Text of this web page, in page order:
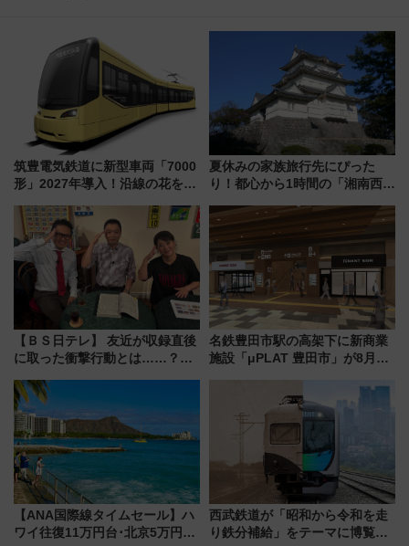
筑豊電気鉄道に新型車両「7000
形」2027年導入！沿線の花をイ
内は落ち着いたゆとりある空間
に
夏休みの家族旅行先にぴった
り！都心から1時間の「湘南西エ
島とは異なる魅力を持つ今夏の
注目スポット
【ＢＳ日テレ】 友近が収録直後
に取った衝撃行動とは……？
で極上の夏祭り鉄道旅を放送
名鉄豊田市駅の高架下に新商業
施設「μPLAT 豊田市」が8月26
【ANA国際線タイムセール】ハ
ワイ往復11万円台･北京5万円台
西武鉄道が「昭和から令和を走
り鉄分補給」をテーマに博覧会